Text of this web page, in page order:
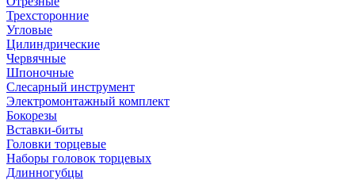
Трехсторонние
Угловые
Цилиндрические
Червячные
Шпоночные
Слесарный инструмент
Электромонтажный комплект
Бокорезы
Вставки-биты
Головки торцевые
Наборы головок торцевых
Длинногубцы